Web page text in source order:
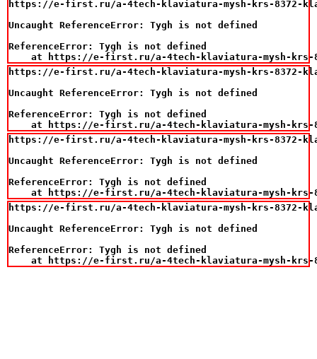
https://e-first.ru/a-4tech-klaviatura-mysh-krs-8372-klav-
Uncaught ReferenceError: Tygh is not defined
ReferenceError: Tygh is not defined
at https://e-first.ru/a-4tech-klaviatura-mysh-
https://e-first.ru/a-4tech-klaviatura-mysh-krs-8372-klav-
Uncaught ReferenceError: Tygh is not defined
ReferenceError: Tygh is not defined
at https://e-first.ru/a-4tech-klaviatura-mysh-
https://e-first.ru/a-4tech-klaviatura-mysh-krs-8372-klav-
Uncaught ReferenceError: Tygh is not defined
ReferenceError: Tygh is not defined
at https://e-first.ru/a-4tech-klaviatura-mysh-
https://e-first.ru/a-4tech-klaviatura-mysh-krs-8372-klav-
Uncaught ReferenceError: Tygh is not defined
ReferenceError: Tygh is not defined
at https://e-first.ru/a-4tech-klaviatura-mysh-